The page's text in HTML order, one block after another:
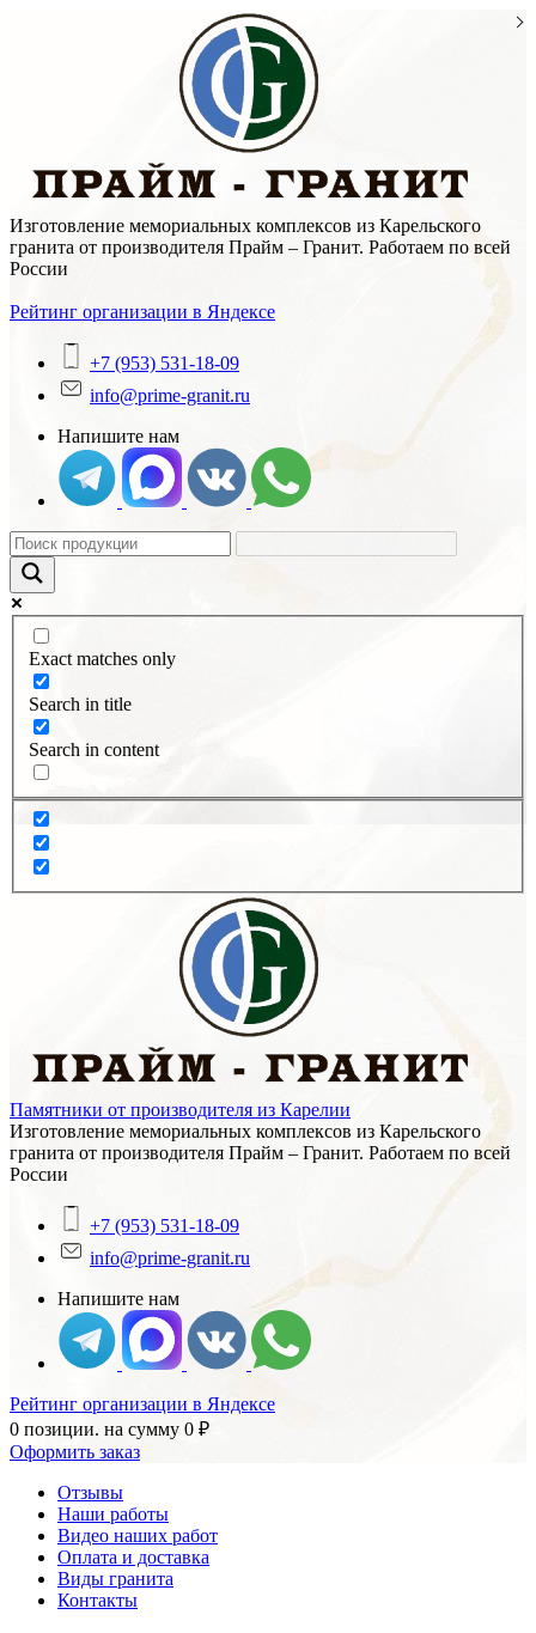
Изготовление мемориальных комплексов из Карельского
гранита от производителя Прайм – Гранит. Работаем по всей
России
Рейтинг организации в Яндексе
+7 (953) 531-18-09
info@prime-granit.ru
Напишите нам
Exact matches only
Search in title
Search in content
Памятники от производителя из Карелии
Изготовление мемориальных комплексов из Карельского
гранита от производителя Прайм – Гранит. Работаем по всей
России
+7 (953) 531-18-09
info@prime-granit.ru
Напишите нам
Рейтинг организации в Яндексе
0 позиции. на сумму 0 ₽
Оформить заказ
Отзывы
Наши работы
Видео наших работ
Оплата и доставка
Виды гранита
Контакты